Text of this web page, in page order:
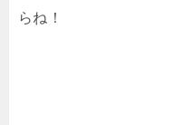
らね！